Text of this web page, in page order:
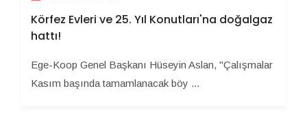
Körfez Evleri ve 25. Yıl Konutları'na doğalgaz
hattı!
Ege-Koop Genel Başkanı Hüseyin Aslan, "Çalışmalar
Kasım başında tamamlanacak böy ...